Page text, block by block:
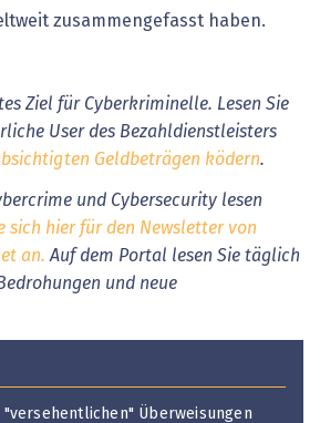
zusammengefasst haben.
Ziel für Cyberkriminelle. Lesen Sie
User des Bezahldienstleisters
Geldbeträgen ködern.
und Cybersecurity lesen
sich hier für den Newsletter von
an. Auf dem Portal lesen Sie täglich
und neue
"versehentlichen" Überweisungen